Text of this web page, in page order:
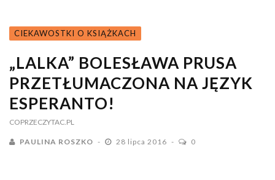
CIEKAWOSTKI O KSIĄŻKACH
„LALKA” BOLESŁAWA PRUSA
PRZETŁUMACZONA NA JĘZYK
ESPERANTO!
COPRZECZYTAC.PL
PAULINA ROSZKO 28 lipca 2016 0